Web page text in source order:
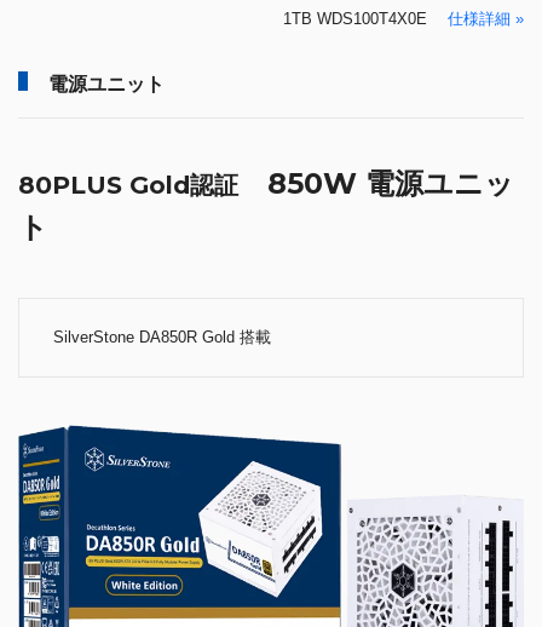
1TB WDS100T4X0E 仕様詳細 »
電源ユニット
80PLUS Gold認証 850W 電源ユニッ
ト
SilverStone DA850R Gold 搭載